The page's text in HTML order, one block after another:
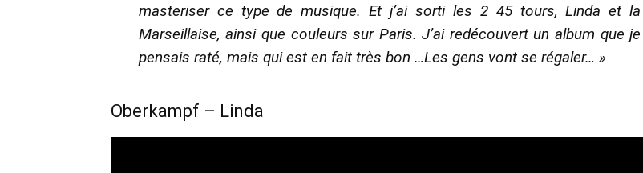
masteriser ce type de musique. Et j’ai sorti les 2 45 tours, Linda et la
Marseillaise, ainsi que couleurs sur Paris. J’ai redécouvert un album que je
pensais raté, mais qui est en fait très bon …Les gens vont se régaler… »
Oberkampf – Linda